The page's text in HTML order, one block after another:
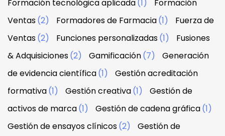
Formación tecnológica aplicada(1)
Formación
Ventas(2) Formadores de Farmacia(1)
Fuerza de
Ventas(2) Funciones personalizadas(1)
Fusiones
& Adquisiciones(2) Gamificación(7)
Generación
de evidencia científica(1)
Gestión acreditación
formativa(1) Gestión creativa(1)
Gestión de
activos de marca(1) Gestión de cadena gráfica(1)
Gestión de ensayos clínicos(2)
Gestión de